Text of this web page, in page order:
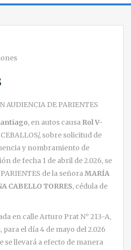
AUDIENCIA DE PARIENTES
, en autos causa Rol V-
, sobre solicitud de
y nombramiento de
de fecha 1 de abril de 2.026, se
de la señoraMARÍA
CABELLO TORRES, cédula de
en calle Arturo Prat N° 213-A,
el día 4 de mayo del 2.026
se llevará a efecto de manera